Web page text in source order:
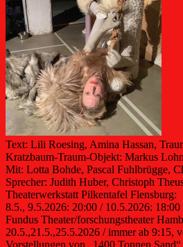
Text: Lili Roesing, Amina Hassan,
Kratzbaum-Traum-Objekt: Markus
Mit: Lotta Bohde, Pascal Fuhlbrügge,
Sprecher: Judith Huber, Christoph
Theaterwerkstatt Pilkentafel Flensburg:
8.5., 9.5.2026: 20:00 / 10.5.2026: 18:00
Fundus Theater/forschungstheater
20.5.,21.5.,25.5.2026 / immer ab 9:15,
Vorstellungen von „1400 Tonnen Sand“.